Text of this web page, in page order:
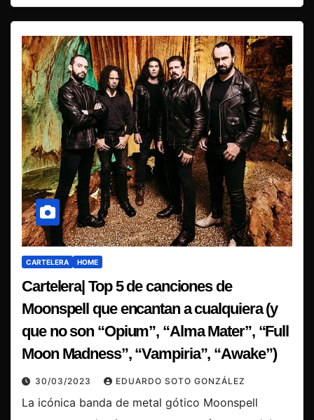
CARTELERA HOME
Cartelera| Top 5 de canciones de
Moonspell que encantan a cualquiera (y
que no son “Opium”, “Alma Mater”, “Full
Moon Madness”, “Vampiria”, “Awake”)
30/03/2023 EDUARDO SOTO GONZÁLEZ
La icónica banda de metal gótico Moonspell